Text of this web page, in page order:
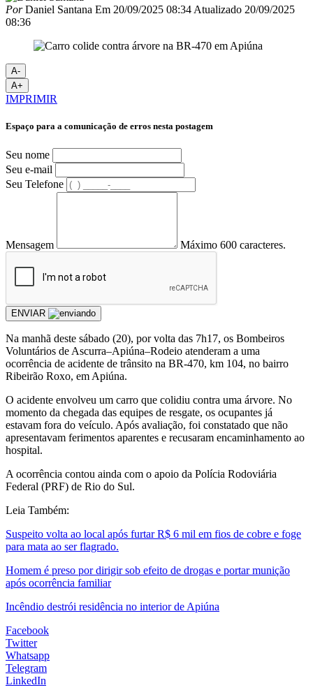
PorDaniel Santana Em 20/09/2025 08:34 Atualizado 20/09/2025
08:36
A-
A+
IMPRIMIR
Espaço para a comunicação de erros nesta postagem
Seu nome
Seu e-mail
Seu Telefone
Mensagem Máximo 600 caracteres.
ENVIAR
Na manhã deste sábado (20), por volta das 7h17, os Bombeiros
Voluntários de Ascurra–Apiúna–Rodeio atenderam a uma
ocorrência de acidente de trânsito na BR-470, km 104, no bairro
Ribeirão Roxo, em Apiúna.
O acidente envolveu um carro que colidiu contra uma árvore. No
momento da chegada das equipes de resgate, os ocupantes já
estavam fora do veículo. Após avaliação, foi constatado que não
apresentavam ferimentos aparentes e recusaram encaminhamento ao
hospital.
A ocorrência contou ainda com o apoio da Polícia Rodoviária
Federal (PRF) de Rio do Sul.
Leia Também:
Suspeito volta ao local após furtar R$ 6 mil em fios de cobre e foge
para mata ao ser flagrado.
Homem é preso por dirigir sob efeito de drogas e portar munição
após ocorrência familiar
Incêndio destrói residência no interior de Apiúna
Facebook
Twitter
Whatsapp
Telegram
LinkedIn